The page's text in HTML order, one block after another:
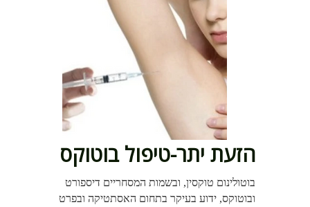
הזעת יתר-טיפול בוטוקס
בוטולינום טוקסין, ובשמות המסחריים דיספורט
ובוטוקס, ידוע בעיקר בתחום האסתטיקה ובפרט